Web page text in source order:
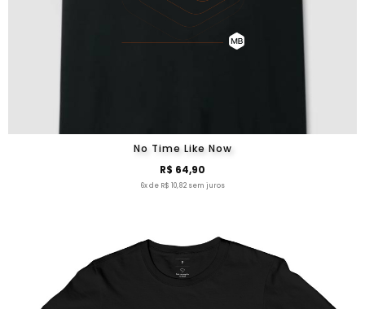
No Time Like Now
R$ 64,90
6x de R$ 10,82 sem juros